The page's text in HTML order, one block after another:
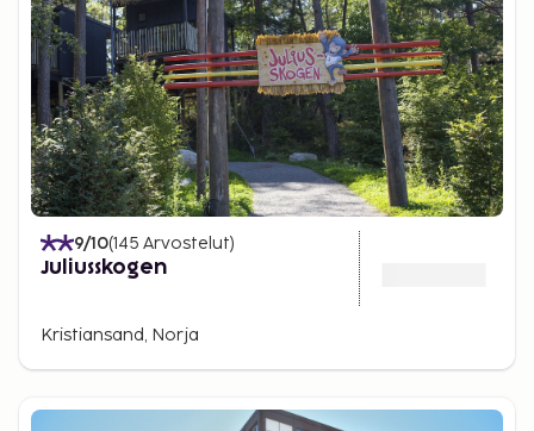
9/10(145 Arvostelut)
Juliusskogen
Kristiansand, Norja